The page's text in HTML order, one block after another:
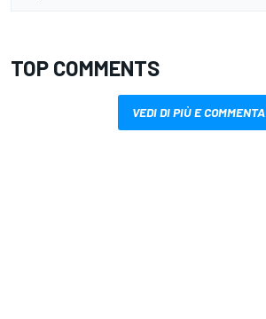
TOP COMMENTS
VEDI DI PIÙ E COMMENTA